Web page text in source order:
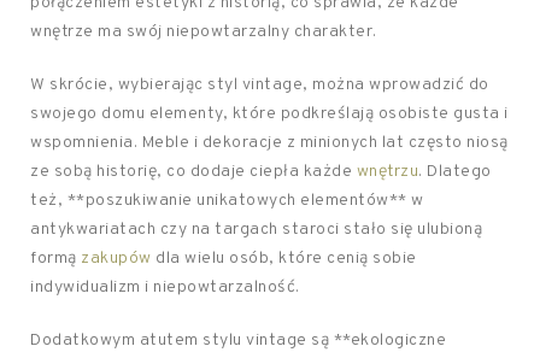
wnętrze ma swój niepowtarzalny charakter.
W skrócie, wybierając styl vintage, można wprowadzić do
swojego domu elementy, które podkreślają osobiste gusta i
wspomnienia. Meble i dekoracje z minionych lat często niosą
ze sobą historię, co dodaje ciepła każde wnętrzu. Dlatego
też, **poszukiwanie unikatowych elementów** w
antykwariatach czy na targach staroci stało się ulubioną
formą zakupów dla wielu osób, które cenią sobie
indywidualizm i niepowtarzalność.
Dodatkowym atutem stylu vintage są **ekologiczne